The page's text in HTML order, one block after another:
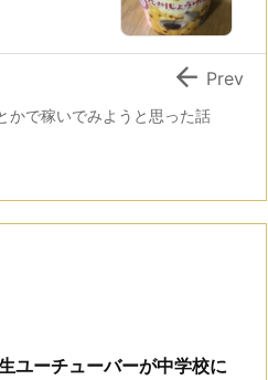
かで稼いでみようと思った話
 Prev
ユーチューバーが中学校に